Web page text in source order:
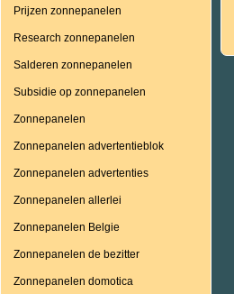
Prijzen zonnepanelen
Research zonnepanelen
Salderen zonnepanelen
Subsidie op zonnepanelen
Zonnepanelen
Zonnepanelen advertentieblok
Zonnepanelen advertenties
Zonnepanelen allerlei
Zonnepanelen Belgie
Zonnepanelen de bezitter
Zonnepanelen domotica